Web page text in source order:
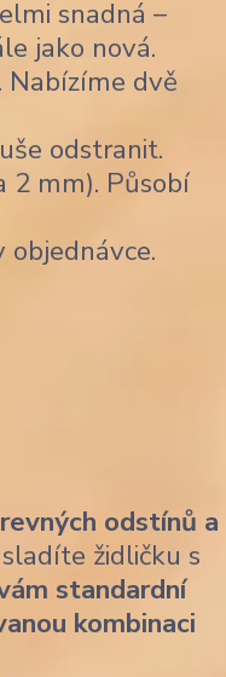
snadná –
jako nová.
Nabízíme dvě
odstranit.
2 mm). Působí
odstínů a
židličku s
standardní
kombinaci